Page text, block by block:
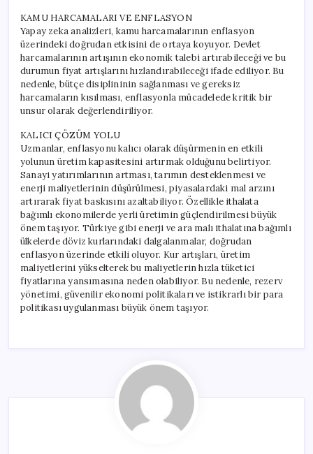
KAMU HARCAMALARI VE ENFLASYON
Yapay zeka analizleri, kamu harcamalarının enflasyon
üzerindeki doğrudan etkisini de ortaya koyuyor. Devlet
harcamalarının artışının ekonomik talebi artırabileceği ve bu
durumun fiyat artışlarını hızlandırabileceği ifade ediliyor. Bu
nedenle, bütçe disiplininin sağlanması ve gereksiz
harcamaların kısılması, enflasyonla mücadelede kritik bir
unsur olarak değerlendiriliyor.
KALICI ÇÖZÜM YOLU
Uzmanlar, enflasyonu kalıcı olarak düşürmenin en etkili
yolunun üretim kapasitesini artırmak olduğunu belirtiyor.
Sanayi yatırımlarının artması, tarımın desteklenmesi ve
enerji maliyetlerinin düşürülmesi, piyasalardaki mal arzını
artırarak fiyat baskısını azaltabiliyor. Özellikle ithalata
bağımlı ekonomilerde yerli üretimin güçlendirilmesi büyük
önem taşıyor. Türkiye gibi enerji ve ara malı ithalatına bağımlı
ülkelerde döviz kurlarındaki dalgalanmalar, doğrudan
enflasyon üzerinde etkili oluyor. Kur artışları, üretim
maliyetlerini yükselterek bu maliyetlerin hızla tüketici
fiyatlarına yansımasına neden olabiliyor. Bu nedenle, rezerv
yönetimi, güvenilir ekonomi politikaları ve istikrarlı bir para
politikası uygulanması büyük önem taşıyor.